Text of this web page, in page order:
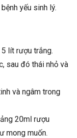
yếu sinh lý.
lít rượu trắng.
sau đó thái nhỏ và
và ngâm trong
20ml rượu
mong muốn.